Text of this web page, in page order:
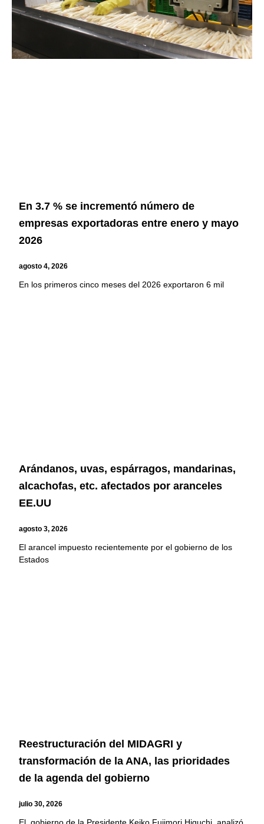
En 3.7 % se incrementó número de
empresas exportadoras entre enero y mayo
2026
agosto 4, 2026
En los primeros cinco meses del 2026 exportaron 6 mil
Arándanos, uvas, espárragos, mandarinas,
alcachofas, etc. afectados por aranceles
EE.UU
agosto 3, 2026
El arancel impuesto recientemente por el gobierno de los
Estados
Reestructuración del MIDAGRI y
transformación de la ANA, las prioridades
de la agenda del gobierno
julio 30, 2026
El gobierno de la Presidente Keiko Fujimori Higuchi, analizó